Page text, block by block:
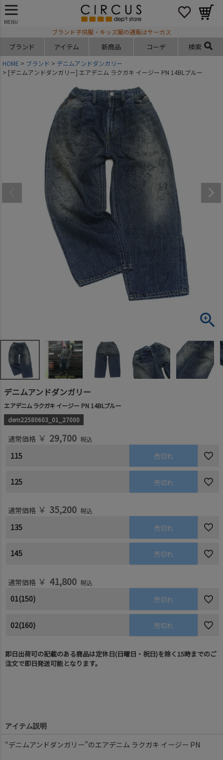
MENU
ブランド子供服・キッズ服の通販はサーカス
ブランド アイテム 新商品 コーデ 検索
HOME ブランド
デニムアンドダンガリー
[デニムアンドダンガリー] エアデニム ラクガキ イージー PN 14BLブルー
デニムアンドダンガリー
エアデニム ラクガキ イージー PN 14BLブルー
dem22580603_01_27000
通常価格 ￥ 29,700 税込
115 売切れ
125 売切れ
通常価格 ￥ 35,200 税込
135 売切れ
145 売切れ
通常価格 ￥ 41,800 税込
01(150) 売切れ
02(160) 売切れ
即日出荷可の記載のある商品は定休日(日曜日・祝日)を除く15時までのご
注文で即日発送可能となります。
アイテム説明
“デニムアンドダンガリー”のエアデニム ラクガキ イージー PN